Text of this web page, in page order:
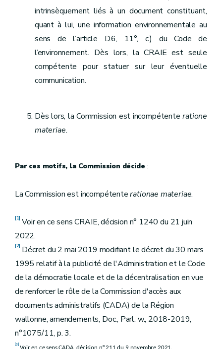
intrinsèquement liés à un document constituant,
quant à lui, une information environnementale au
sens de l’article D.6, 11°, c.) du Code de
l’environnement. Dès lors, la CRAIE est seule
compétente pour statuer sur leur éventuelle
communication.
Dès lors, la Commission est incompétenteratione
materiae.
Par ces motifs, la Commission décide :
La Commission est incompétenterationae materiae.
[1] Voir en ce sens CRAIE, décision n° 1240 du 21 juin
2022.
[2] Décret du 2 mai 2019 modifiant le décret du 30 mars
1995 relatif à la publicité de l'Administration et le Code
de la démocratie locale et de la décentralisation en vue
de renforcer le rôle de la Commission d'accès aux
documents administratifs (CADA) de la Région
wallonne, amendements, Doc., Parl. w., 2018-2019,
n°1075/11, p. 3.
[3]